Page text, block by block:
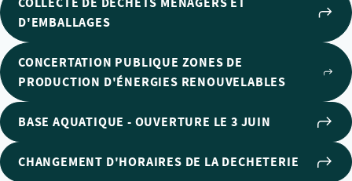
D'EMBALLAGES
CONCERTATION PUBLIQUE ZONES DE
PRODUCTION D'ÉNERGIES RENOUVELABLES
BASE AQUATIQUE - OUVERTURE LE 3 JUIN
CHANGEMENT D'HORAIRES DE LA DECHETERIE